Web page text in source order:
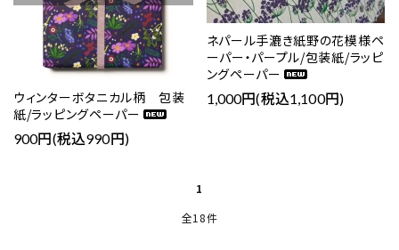
ウィンターボタニカル柄 包装
紙/ラッピングペーパー
900円(税込990円)
ネパール手漉き紙野の花模様ペ
ーパー・パープル/包装紙/ラッピ
ングペーパー
1,000円(税込1,100円)
1
全18件